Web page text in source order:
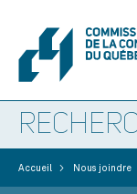
Accueil > Nous joindre